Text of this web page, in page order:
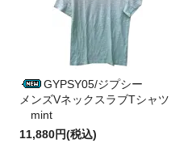
GYPSY05/ジプシー
メンズVネックスラブTシャツ
mint
11,880円(税込)